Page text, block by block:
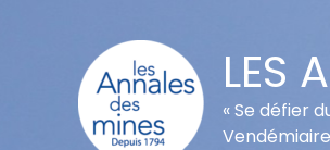
LES
« Se défier